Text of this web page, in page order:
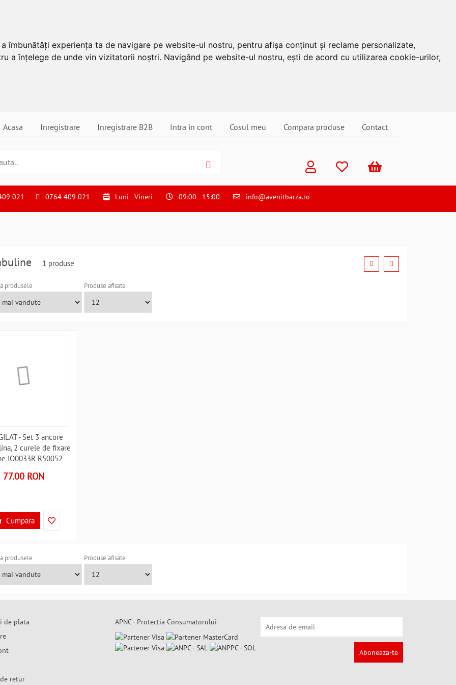
îmbunătăți experiența ta de navigare pe website-ul nostru, pentru afișa conținut și reclame personalizate,
a înțelege de unde vin vizitatorii noștri. Navigând pe website-ul nostru, ești de acord cu utilizarea cookie-urilor,
Acasa Inregistrare Inregistrare B2B Intra in cont Cosul meu Compara produse Contact
021 0764 409 021 Luni - Vineri 09:00 - 15:00 info@avenitbarza.ro
1 produse
produsele Produse afisate
- Set 3 ancore
2 curele de fixare
IO0033R R50052
77.00 RON
Cumpara
produsele Produse afisate
de plata
retur
APNC - Protectia Consumatorului
Aboneaza-te